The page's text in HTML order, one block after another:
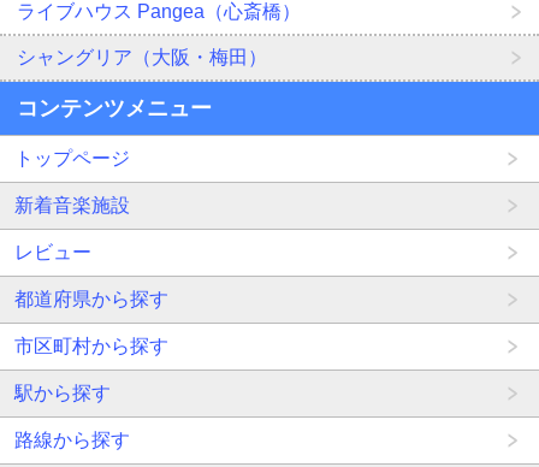
ライブハウス Pangea（心斎橋）
シャングリア（大阪・梅田）
コンテンツメニュー
トップページ
新着音楽施設
レビュー
都道府県から探す
市区町村から探す
駅から探す
路線から探す